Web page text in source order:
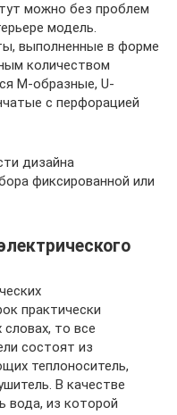
можно без проблем
модель.
выполненные в форме
количеством
М-образные, U-
с перфорацией
дизайна
фиксированной или
практически
то все
состоят из
теплоноситель,
В качестве
вода, из которой